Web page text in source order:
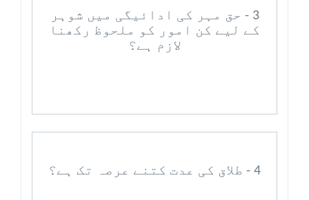
3 - حق مہر کی ادائیگی میں شوہر
کے لیے کن امور کو ملحوظ رکھنا
لازم ہے؟
4 - طلاق کی عدت کتنے عرصہ تک ہے؟